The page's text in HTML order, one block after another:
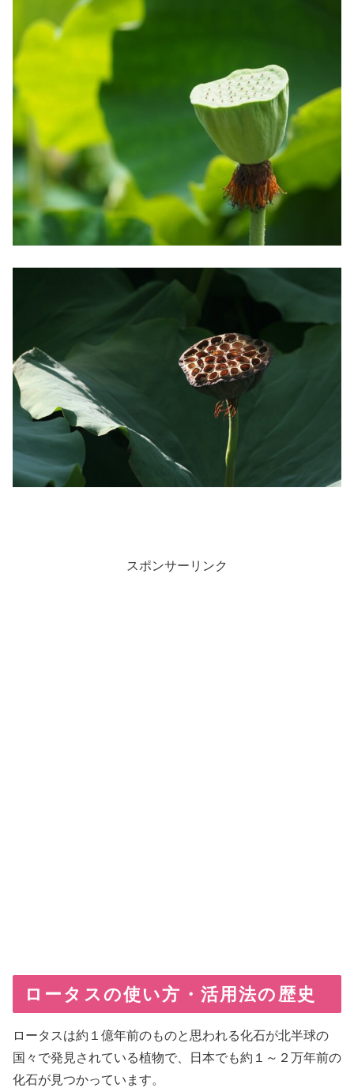
スポンサーリンク
ロータスの使い方・活用法の歴史
ロータスは約１億年前のものと思われる化石が北半球の
国々で発見されている植物で、日本でも約１～２万年前の
化石が見つかっています。